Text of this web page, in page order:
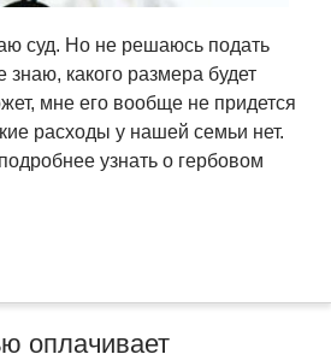
суд. Но не решаюсь подать
знаю, какого размера будет
мне его вообще не придется
расходы у нашей семьи нет.
узнать о гербовом
оплачивает